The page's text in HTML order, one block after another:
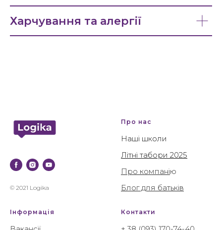
Харчування та алергії
© 2021 Logika
Про нас
Наші школи
Літні табори 2025
Про компанію
Блог для батьків
Інформація Контакти